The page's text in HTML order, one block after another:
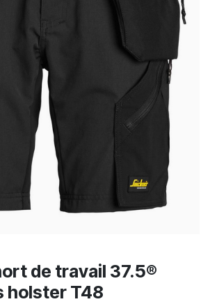
de travail 37.5®
holster T48